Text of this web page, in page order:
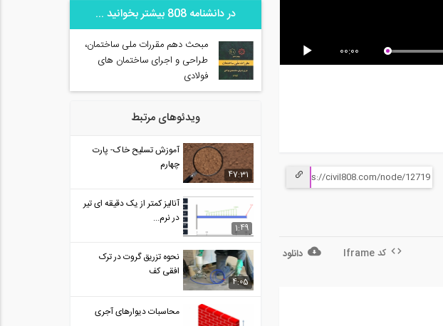
00:00
دانلود کد Iframe
در دانشنامه 808 بیشتر بخوانید ...
مبحث دهم مقررات ملی ساختمان،
طراحی و اجرای ساختمان های
فولادی
ویدئوهای مرتبط
47:31
آموزش تسلیح خاک- پارت
چهارم
1:49
آنالیز کمتر از یک دقیقه ای تیر
در نرم...
4:05
نحوه تزریق گروت در ترک
افقی کف
محاسبات دیوارهای آجری